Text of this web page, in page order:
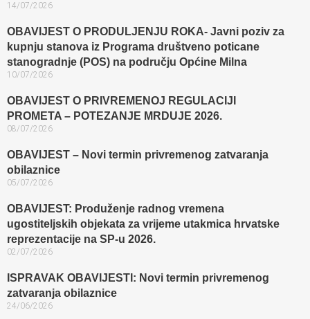
14/07/2026
OBAVIJEST O PRODULJENJU ROKA- Javni poziv za
kupnju stanova iz Programa društveno poticane
stanogradnje (POS) na području Općine Milna
10/07/2026
OBAVIJEST O PRIVREMENOJ REGULACIJI
PROMETA – POTEZANJE MRDUJE 2026.
08/07/2026
OBAVIJEST – Novi termin privremenog zatvaranja
obilaznice​
05/07/2026
OBAVIJEST: Produženje radnog vremena
ugostiteljskih objekata za vrijeme utakmica hrvatske
reprezentacije na SP-u 2026.
02/07/2026
ISPRAVAK OBAVIJESTI: Novi termin privremenog
zatvaranja obilaznice​
24/06/2026